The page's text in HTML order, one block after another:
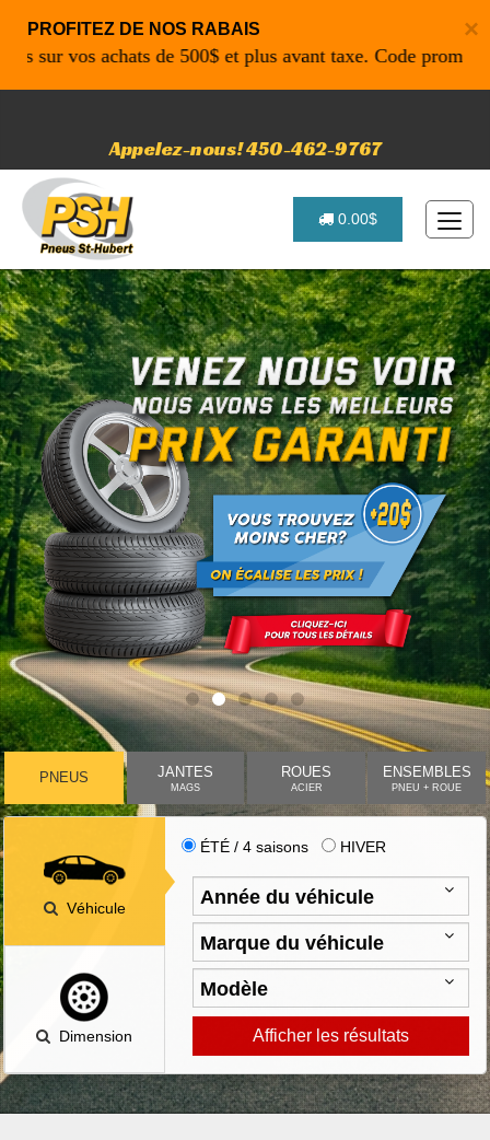
×
PROFITEZ DE NOS RABAIS
vos achats de 500$ et plus avant taxe. Code promo:
Appelez-nous! 450-462-9767
0.00$
PNEUS JANTES
MAGS
ROUES
ACIER
ENSEMBLES
PNEU + ROUE
Véhicule
Dimension
ÉTÉ / 4 saisons HIVER
Afficher les résultats